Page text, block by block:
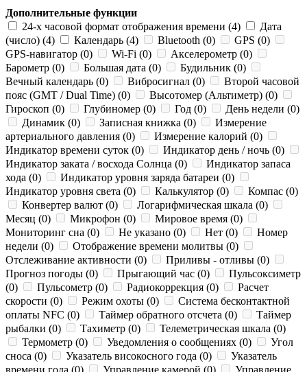
Дополнительные функции
24-х часовой формат отображения времени (4)
Дата
(число) (4)
Календарь (4) Bluetooth (0)
GPS (0)
GPS-навигатор (0)
Wi-Fi (0)
Акселерометр (0)
Барометр (0)
Большая дата (0)
Будильник (0)
Вечный календарь (0)
Вибросигнал (0)
Второй часовой
пояс (GMT / Dual Time) (0)
Высотомер (Альтиметр) (0)
Гироскоп (0)
Глубиномер (0) Год (0)
День недели (0)
Динамик (0)
Записная книжка (0)
Измерение
артериального давления (0)
Измерение калорий (0)
Индикатор времени суток (0)
Индикатор день / ночь (0)
Индикатор заката / восхода Солнца (0)
Индикатор запаса
хода (0)
Индикатор уровня заряда батареи (0)
Индикатор уровня света (0)
Калькулятор (0)
Компас (0)
Конвертер валют (0)
Логарифмическая шкала (0)
Месяц (0)
Микрофон (0)
Мировое время (0)
Мониторинг сна (0)
Не указано (0) Нет (0)
Номер
недели (0)
Отображение времени молитвы (0)
Отслеживание активности (0)
Приливы - отливы (0)
Прогноз погоды (0)
Прыгающий час (0)
Пульсоксиметр
(0)
Пульсометр (0) Радиокоррекция (0)
Расчет
скорости (0)
Режим охоты (0)
Система бесконтактной
оплаты NFC (0)
Таймер обратного отсчета (0)
Таймер
рыбалки (0)
Тахиметр (0)
Телеметрическая шкала (0)
Термометр (0)
Уведомления о сообщениях (0)
Угол
сноса (0)
Указатель високосного года (0)
Указатель